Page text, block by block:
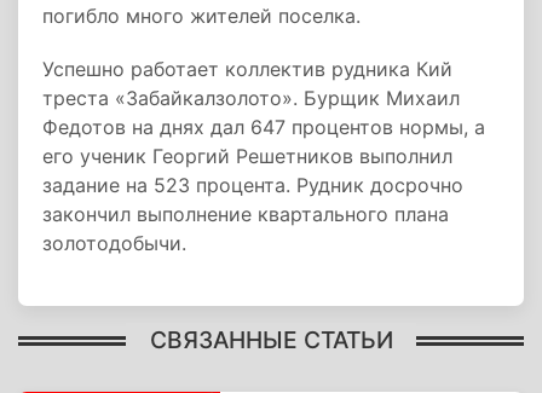
погибло много жителей поселка.
Успешно работает коллектив рудника Кий
треста «Забайкалзолото». Бурщик Михаил
Федотов на днях дал 647 процентов нормы, а
его ученик Георгий Решетников выполнил
задание на 523 процента. Рудник досрочно
закончил выполнение квартального плана
золотодобычи.
СВЯЗАННЫЕ СТАТЬИ